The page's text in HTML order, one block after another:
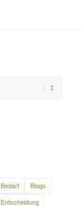
Bedarf
Blogs
Entscheidung